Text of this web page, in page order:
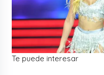
Te puede interesar